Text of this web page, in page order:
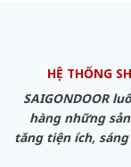
HỆ THỐNG
SAIGONDOOR
hàng những
tăng tiện ích,